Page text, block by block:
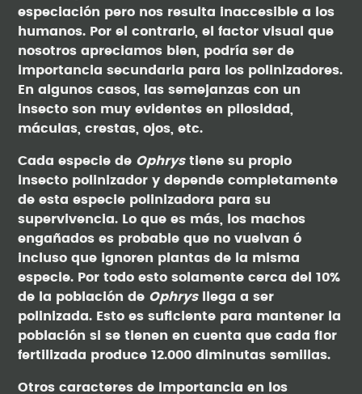
especiación pero nos resulta inaccesible a los
humanos. Por el contrario, el factor visual que
nosotros apreciamos bien, podría ser de
importancia secundaria para los polinizadores.
En algunos casos, las semejanzas con un
insecto son muy evidentes en pilosidad,
máculas, crestas, ojos, etc.
Cada especie de Ophrystiene su propio
insecto polinizador y depende completamente
de esta especie polinizadora para su
supervivencia. Lo que es más, los machos
engañados es probable que no vuelvan ó
incluso que ignoren plantas de la misma
especie. Por todo esto solamente cerca del 10%
de la población de Ophrysllega a ser
polinizada. Esto es suficiente para mantener la
población si se tienen en cuenta que cada flor
fertilizada produce 12.000 diminutas semillas.
Otros caracteres de importancia en los